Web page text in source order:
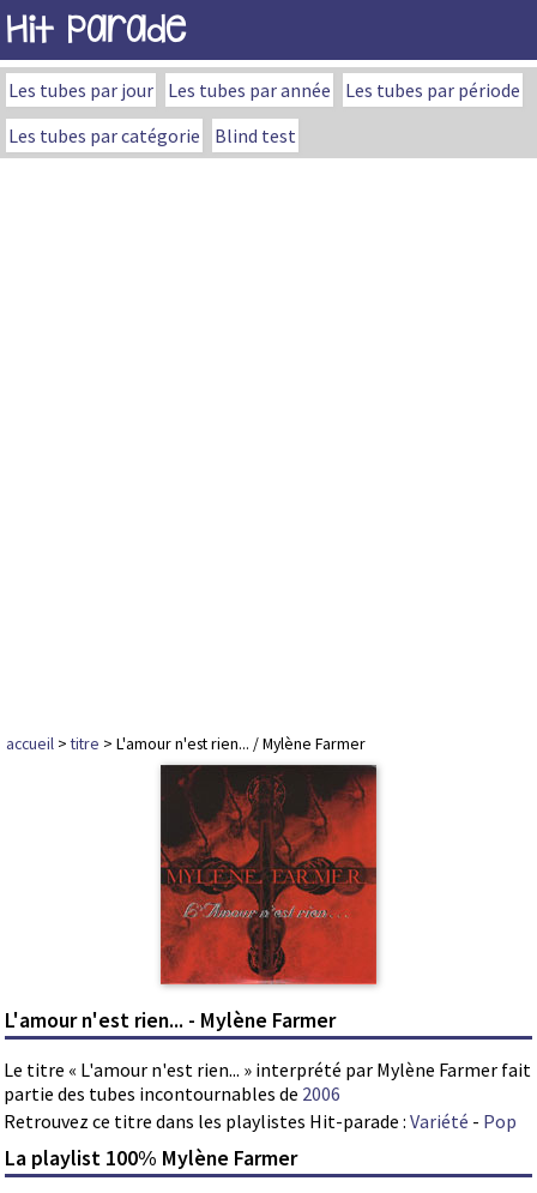
Hit Parade
Les tubes par jour Les tubes par année
Les tubes par période
Les tubes par catégorie
Blind test
accueil >titre > L'amour n'est rien... / Mylène Farmer
L'amour n'est rien... - Mylène Farmer
Le titre « L'amour n'est rien... » interprété par Mylène Farmer fait
partie des tubes incontournables de 2006
Retrouvez ce titre dans les playlistes Hit-parade : Variété - Pop
La playlist 100% Mylène Farmer